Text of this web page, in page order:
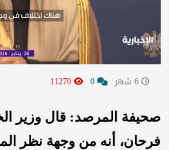
صحيفة المرصد: قال وزير
فرحان، أنه من وجهة نظر